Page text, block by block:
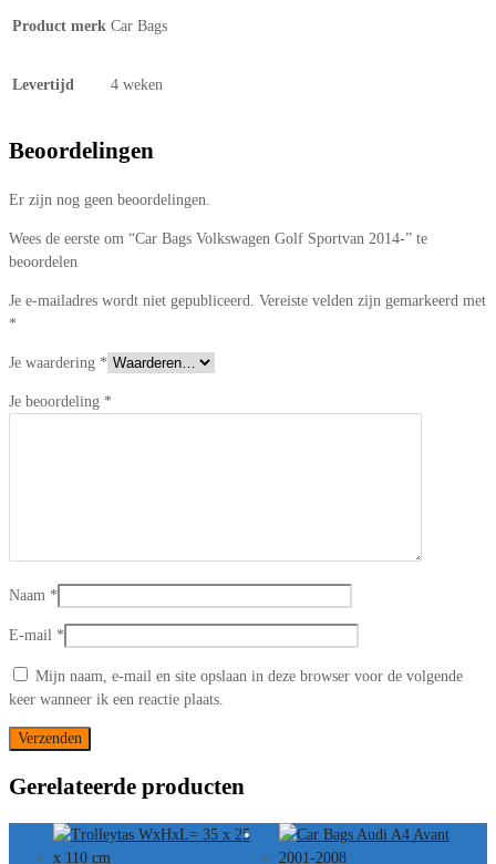
Product merk Car Bags
Levertijd 4 weken
Beoordelingen
Er zijn nog geen beoordelingen.
Wees de eerste om “Car Bags Volkswagen Golf Sportvan 2014-” te
beoordelen
Je e-mailadres wordt niet gepubliceerd. Vereiste velden zijn gemarkeerd met
*
Je waardering *
Je beoordeling *
Naam *
E-mail *
Mijn naam, e-mail en site opslaan in deze browser voor de volgende
keer wanneer ik een reactie plaats.
Gerelateerde producten